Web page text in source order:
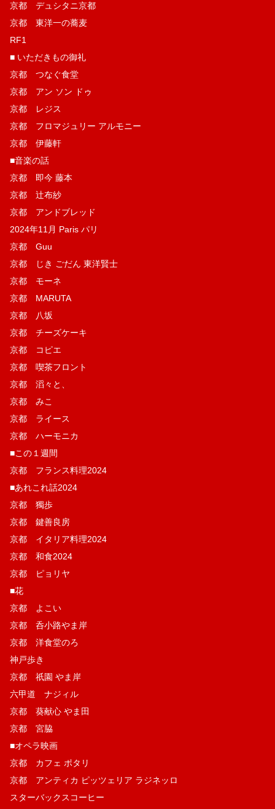
京都 デュシタニ京都
京都 東洋一の蕎麦
RF1
■ いただきもの御礼
京都 つなぐ食堂
京都 アン ソン ドゥ
京都 レジス
京都 フロマジュリー アルモニー
京都 伊藤軒
■音楽の話
京都 即今 藤本
京都 辻布紗
京都 アンドブレッド
2024年11月 Paris パリ
京都 Guu
京都 じき ごだん 東洋賢士
京都 モーネ
京都 MARUTA
京都 八坂
京都 チーズケーキ
京都 コピエ
京都 喫茶フロント
京都 滔々と、
京都 みこ
京都 ライース
京都 ハーモニカ
■この１週間
京都 フランス料理2024
■あれこれ話2024
京都 獨歩
京都 鍵善良房
京都 イタリア料理2024
京都 和食2024
京都 ピョリヤ
■花
京都 よこい
京都 呑小路やま岸
京都 洋食堂のろ
神戸歩き
京都 祇園 やま岸
六甲道 ナジィル
京都 葵献心 やま田
京都 宮脇
■オペラ映画
京都 カフェ ポタリ
京都 アンティカ ピッツェリア ラジネッロ
スターバックスコーヒー